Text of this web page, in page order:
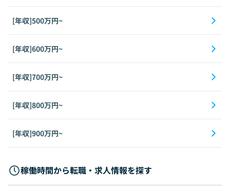
[年収]500万円~
[年収]600万円~
[年収]700万円~
[年収]800万円~
[年収]900万円~
稼働時間から転職・求人情報を探す